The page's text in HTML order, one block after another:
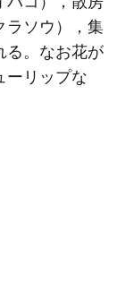
ラソウ），集
る。なお花が
ーリップな